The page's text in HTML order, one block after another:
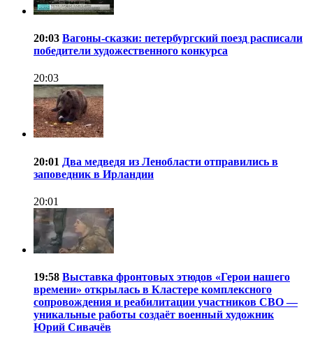
20:03 Вагоны-сказки: петербургский поезд расписали
победители художественного конкурса
20:03
20:01 Два медведя из Ленобласти отправились в
заповедник в Ирландии
20:01
19:58 Выставка фронтовых этюдов «Герои нашего
времени» открылась в Кластере комплексного
сопровождения и реабилитации участников СВО —
уникальные работы создаёт военный художник
Юрий Сивачёв